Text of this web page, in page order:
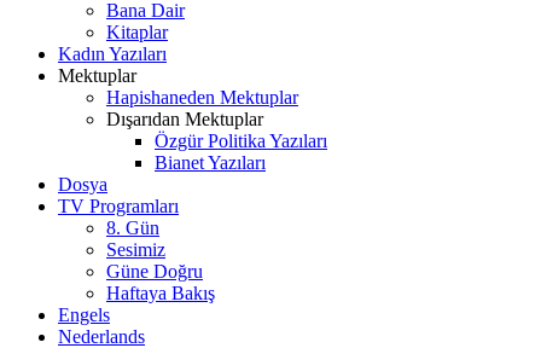
Bana Dair
Kitaplar
Kadın Yazıları
Mektuplar
Hapishaneden Mektuplar
Dışarıdan Mektuplar
Özgür Politika Yazıları
Bianet Yazıları
Dosya
TV Programları
8. Gün
Sesimiz
Güne Doğru
Haftaya Bakış
Engels
Nederlands